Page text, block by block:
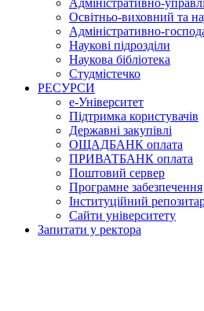
Освітньо-виховний та
Адміністративно-
Наукові підрозділи
Наукова бібліотека
Студмістечко
РЕСУРСИ
е-Університет
Підтримка користувачів
Державні закупівлі
ОЩАДБАНК оплата
ПРИВАТБАНК оплата
Поштовий сервер
Програмне забезпечення
Інституційний
Сайти університету
Запитати у ректора